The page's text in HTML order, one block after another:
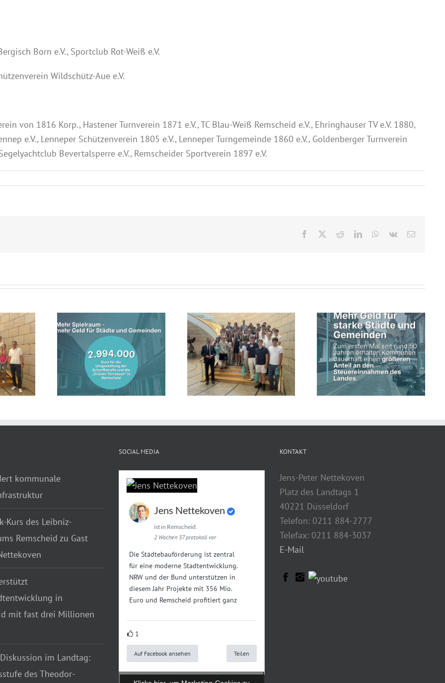
Born e.V., Sportclub Rot-Weiß e.V.
Wildschütz-Aue e.V.
von 1816 Korp., Hastener Turnverein 1871 e.V., TC Blau-Weiß Remscheid e.V., Ehringhauser TV e.V. 1880,
e.V., Lenneper Schützenverein 1805 e.V., Lenneper Turngemeinde 1860 e.V., Goldenberger Turnverein
Bevertalsperre e.V., Remscheider Sportverein 1897 e.V.
Facebook RedditLinkedInWhatsApp
Vk
E-
in
fast drei
Euro
Lebhafte Diskussion im
Landtag: Jahrgangsstufe des
Theodor-Heuss-Gymnasiums
zu Gast bei Jens Nettekoven
Schwarz-grüne
Landesregierung erhöht
kommunalen Anteil an
Steuereinnahmen des Landes
Land fördert kommunale
Straßeninfrastruktur
kommunale
Kurs des Leibniz-
Remscheid zu Gast
in
mit fast drei Millionen
im Landtag:
des Theodor-
SOCIAL MEDIA
Jens Nettekoven
ist in Remscheid.
2 Wochen 37 protokoll vor
Die Städtebauförderung ist zentral
für eine moderne Stadtentwicklung.
NRW und der Bund unterstützen in
diesem Jahr Projekte mit 356 Mio.
Euro und Remscheid profitiert ganz
1
Auf Facebook ansehen Teilen
KONTAKT
Jens-Peter Nettekoven
Platz des Landtags 1
40221 Düsseldorf
Telefon: 0211 884-2777
Telefax: 0211 884-3037
E-Mail